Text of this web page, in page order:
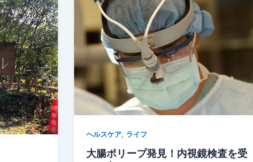
ヘルスケア, ライフ
大腸ポリープ発見！内視鏡検査を受